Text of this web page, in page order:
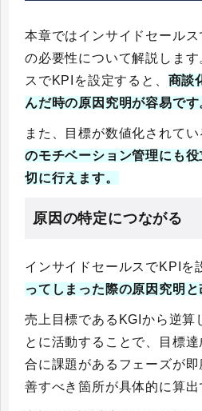
本章ではインサイドセール
の必要性について解説しま
スでKPIを設定すると、 商談
んだ時の原因究明が容易です
また、目標が数値化されて
のモチベーション管理にも
切に行えます。
原因の特定につながる
インサイドセールスでKPIを
ってしまった際の原因究明と
売上目標であるKGIから逆算
とに活動することで、目標
合に課題があるフェーズが
善すべき箇所が具体的に算出